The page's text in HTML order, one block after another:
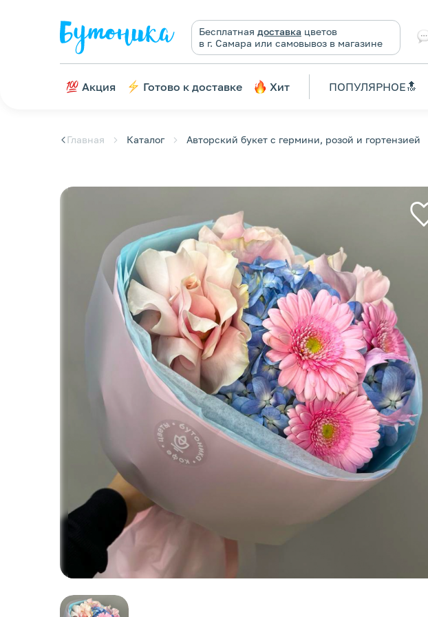
Бесплатная доставка цветов
в г. Самара или самовывоз в магазине
Акция Готово к доставке Хит ПОПУЛЯРНОЕ🔝
Главная Каталог Авторский букет с гермини, розой и гортензией